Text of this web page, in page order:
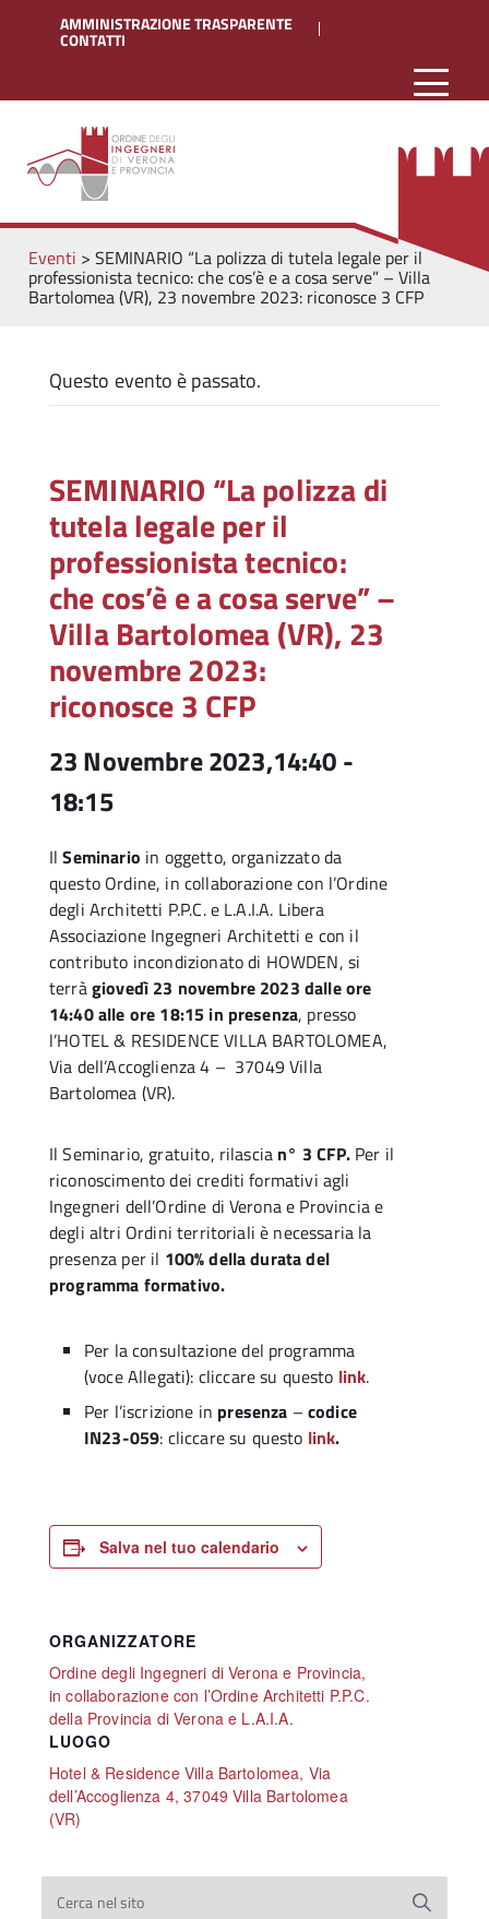
AMMINISTRAZIONE TRASPARENTE
CONTATTI
Eventi > SEMINARIO “La polizza di tutela legale per il
professionista tecnico: che cos’è e a cosa serve” – Villa
Bartolomea (VR), 23 novembre 2023: riconosce 3 CFP
Questo evento è passato.
SEMINARIO “La polizza di
tutela legale per il
professionista tecnico:
che cos’è e a cosa serve” –
Villa Bartolomea (VR), 23
novembre 2023:
riconosce 3 CFP
23 Novembre 2023,14:40-
18:15
IlSeminario in oggetto, organizzato da
questo Ordine, in collaborazione con l’Ordine
degli Architetti P.P.C. e L.A.I.A. Libera
Associazione Ingegneri Architetti e con il
contributo incondizionato di HOWDEN, si
terràgiovedì 23 novembre 2023 dalle ore
14:40 alle ore 18:15 in presenza, presso
l’HOTEL & RESIDENCE VILLA BARTOLOMEA,
Via dell’Accoglienza 4 – 37049 Villa
Bartolomea (VR).
Il Seminario, gratuito, rilascia n° 3 CFP. Per il
riconoscimento dei crediti formativi agli
Ingegneri dell’Ordine di Verona e Provincia e
degli altri Ordini territoriali è necessaria la
presenza per il 100% della durata del
programma formativo.
Per la consultazione del programma
(voce Allegati): cliccare su questo link.
Per l’iscrizione in presenza – codice
IN23-059: cliccare su questo link.
Salva nel tuo calendario
LUOGO
Hotel & Residence Villa Bartolomea, Via
dell’Accoglienza 4, 37049 Villa Bartolomea
(VR)
ORGANIZZATORE
Ordine degli Ingegneri di Verona e Provincia,
in collaborazione con l’Ordine Architetti P.P.C.
della Provincia di Verona e L.A.I.A.
Cerca nel sito